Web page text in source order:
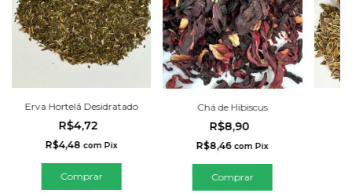
Erva Hortelã Desidratado
R$4,72
R$4,48 com Pix
Comprar
Chá de Hibiscus
R$8,90
R$8,46com Pix
Comprar